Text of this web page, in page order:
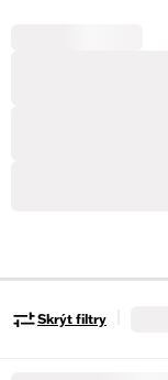
Skrýt filtry